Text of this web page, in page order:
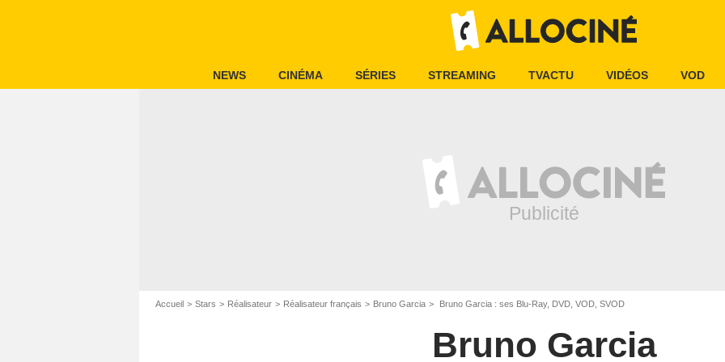
NEWS CINÉMA SÉRIES STREAMING TVACTU VIDÉOS VOD
Accueil Stars Réalisateur Réalisateur français Bruno Garcia Bruno Garcia : ses Blu-Ray, DVD, VOD, SVOD
Bruno Garcia